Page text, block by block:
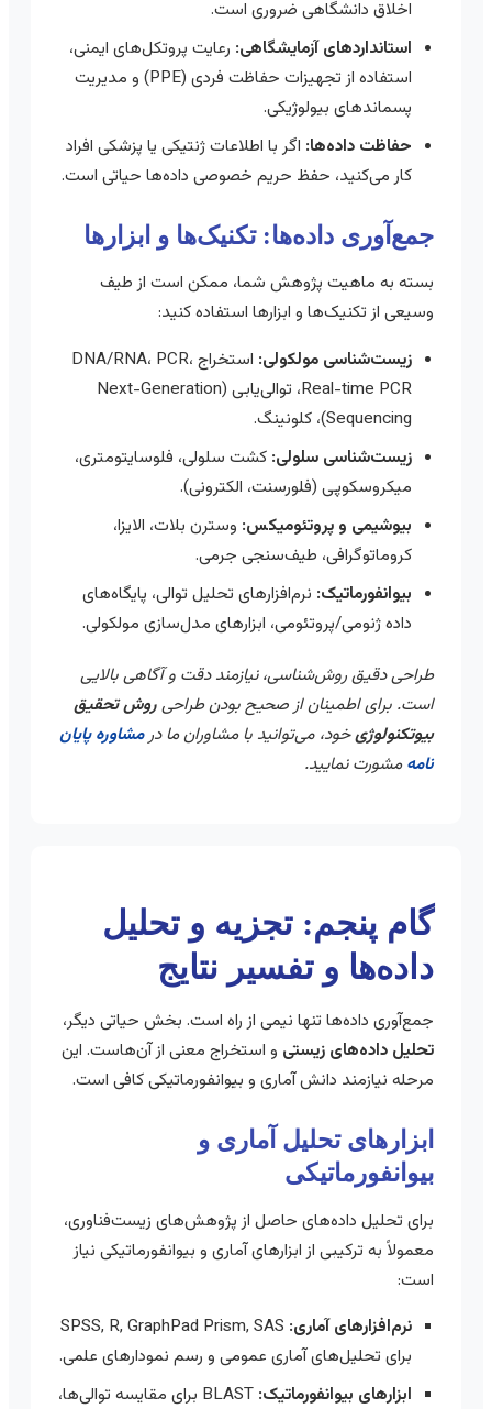
اخلاق دانشگاهی ضروری است.
استانداردهای آزمایشگاهی:رعایت پروتکل‌های ایمنی،
استفاده از تجهیزات حفاظت فردی (PPE) و مدیریت
پسماندهای بیولوژیکی.
حفاظت داده‌ها:اگر با اطلاعات ژنتیکی یا پزشکی افراد
کار می‌کنید، حفظ حریم خصوصی داده‌ها حیاتی است.
جمع‌آوری داده‌ها: تکنیک‌ها و ابزارها
بسته به ماهیت پژوهش شما، ممکن است از طیف
وسیعی از تکنیک‌ها و ابزارها استفاده کنید:
زیست‌شناسی مولکولی:
استخراج DNA/RNA، PCR،
Real-time PCR، توالی‌یابی (Next-Generation
Sequencing)، کلونینگ.
زیست‌شناسی سلولی:کشت سلولی، فلوسایتومتری،
میکروسکوپی (فلورسنت، الکترونی).
بیوشیمی و پروتئومیکس:وسترن بلات، الایزا،
کروماتوگرافی، طیف‌سنجی جرمی.
بیوانفورماتیک:نرم‌افزارهای تحلیل توالی، پایگاه‌های
داده ژنومی/پروتئومی، ابزارهای مدل‌سازی مولکولی.
طراحی دقیق روش‌شناسی، نیازمند دقت و آگاهی بالایی
است. برای اطمینان از صحیح بودن طراحیروش تحقیق
بیوتکنولوژیخود، می‌توانید با مشاوران ما درمشاوره پایان
مشورت نمایید.
گام پنجم: تجزیه و تحلیل
داده‌ها و تفسیر نتایج
جمع‌آوری داده‌ها تنها نیمی از راه است. بخش حیاتی دیگر،
تحلیل داده‌های زیستیو استخراج معنی از آن‌هاست. این
مرحله نیازمند دانش آماری و بیوانفورماتیکی کافی است.
ابزارهای تحلیل آماری و
بیوانفورماتیکی
برای تحلیل داده‌های حاصل از پژوهش‌های زیست‌فناوری،
معمولاً به ترکیبی از ابزارهای آماری و بیوانفورماتیکی نیاز
نرم‌افزارهای آماری:SPSS, R, GraphPad Prism, SAS
برای تحلیل‌های آماری عمومی و رسم نمودارهای علمی.
ابزارهای بیوانفورماتیک:
BLAST برای مقایسه توالی‌ها،